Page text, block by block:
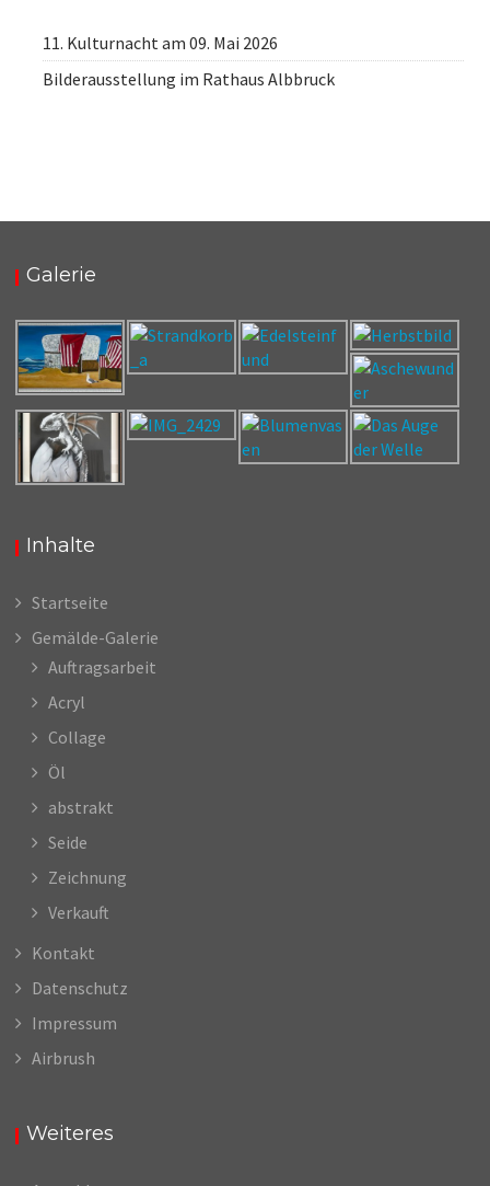
11. Kulturnacht am 09. Mai 2026
Bilderausstellung im Rathaus Albbruck
Galerie
Inhalte
Startseite
Gemälde-Galerie
Auftragsarbeit
Acryl
Collage
Öl
abstrakt
Seide
Zeichnung
Verkauft
Kontakt
Datenschutz
Impressum
Airbrush
Weiteres